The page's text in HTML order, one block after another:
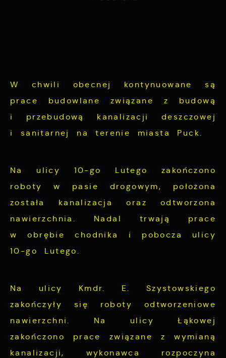
W chwili obecnej kontynuowane są
prace budowlane związane z budową
i przebudową kanalizacji deszczowej
i sanitarnej na terenie miasta Puck.
Na ulicy 10-go Lutego zakończono
roboty w pasie drogowym, położona
została kanalizacja oraz odtworzona
nawierzchnia. Nadal trwają prace
w obrębie chodnika i pobocza ulicy
10-go Lutego.
Na ulicy Kmdr. E. Szystowskiego
zakończyły się roboty odtworzeniowe
nawierzchni. Na ulicy Łąkowej
zakończono prace związane z wymianą
kanalizacji, wykonawca rozpoczyna
podstawie analizy Twoich upodobań oraz
Firmy te działają w charakterze
pośredników prezentujących nasze treści w
postaci wiadomości, ofert, komunikatów